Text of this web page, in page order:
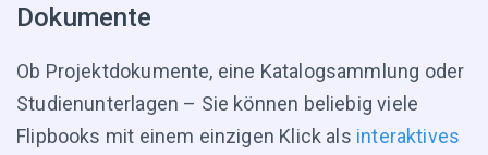
Dokumente
Ob Projektdokumente, eine Katalogsammlung oder
Studienunterlagen – Sie können beliebig viele
Flipbooks mit einem einzigen Klick als interaktives